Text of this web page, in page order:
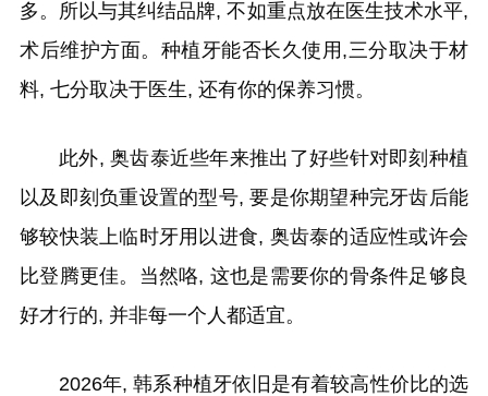
多。所以与其纠结品牌, 不如重点放在医生技术水平,
术后维护方面。种植牙能否长久使用,三分取决于材
料, 七分取决于医生, 还有你的保养习惯。
此外, 奥齿泰近些年来推出了好些针对即刻种植
以及即刻负重设置的型号, 要是你期望种完牙齿后能
够较快装上临时牙用以进食, 奥齿泰的适应性或许会
比登腾更佳。当然咯, 这也是需要你的骨条件足够良
好才行的, 并非每一个人都适宜。
2026年, 韩系种植牙依旧是有着较高性价比的选